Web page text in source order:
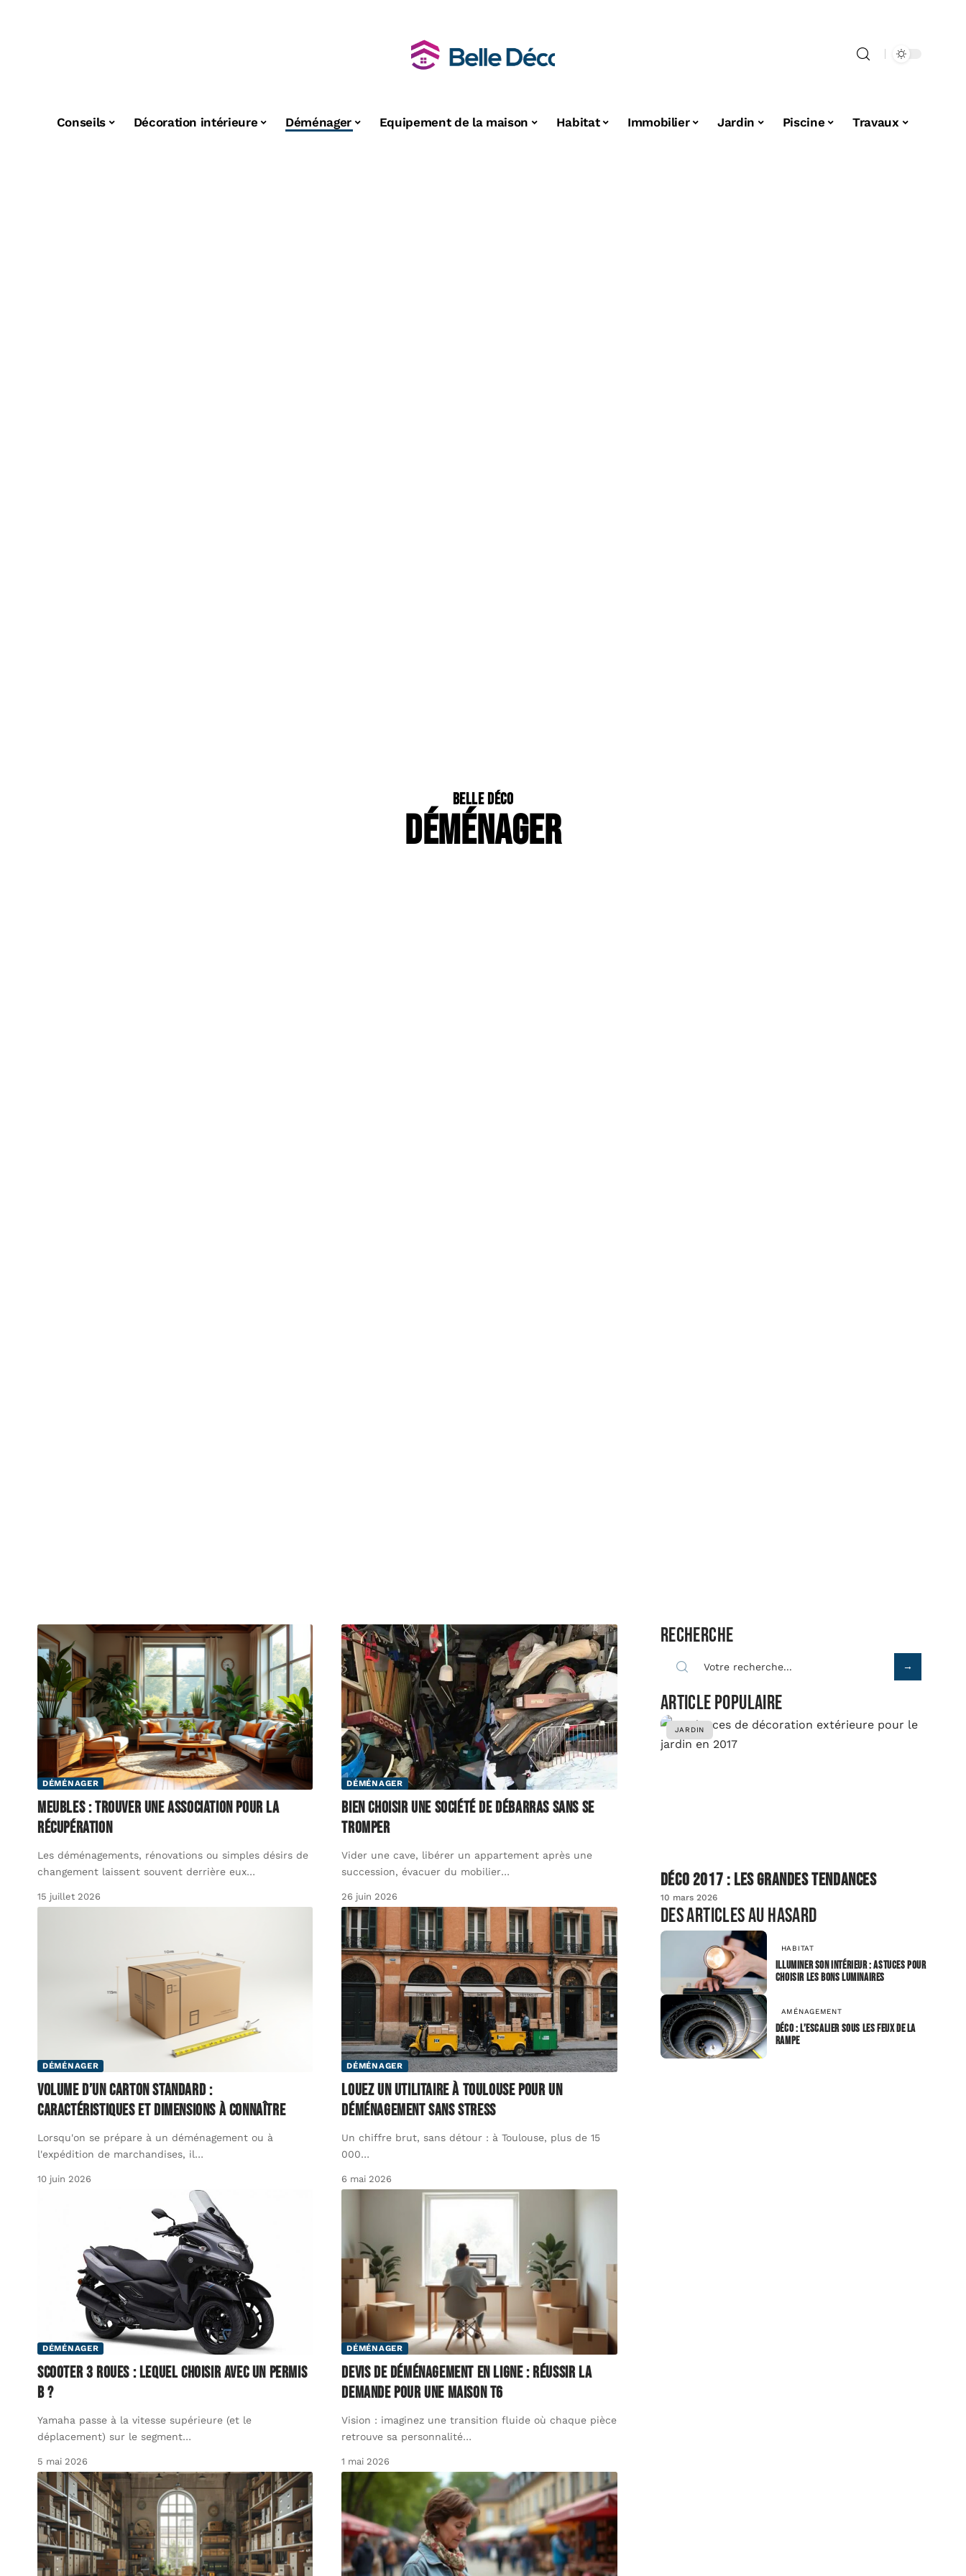
Conseils Décoration intérieure Déménager Equipement de la maison Habitat Immobilier Jardin Piscine Travaux
Belle Déco
DÉMÉNAGER
DÉMÉNAGER
Meubles : trouver une association pour la
récupération
Les déménagements, rénovations ou simples désirs de
changement laissent souvent derrière eux…
15 juillet 2026
DÉMÉNAGER
Bien choisir une société de débarras sans se
tromper
Vider une cave, libérer un appartement après une
succession, évacuer du mobilier…
26 juin 2026
DÉMÉNAGER
Volume d’un carton standard :
caractéristiques et dimensions à connaître
Lorsqu'on se prépare à un déménagement ou à
l'expédition de marchandises, il…
10 juin 2026
DÉMÉNAGER
Louez un utilitaire à Toulouse pour un
déménagement sans stress
Un chiffre brut, sans détour : à Toulouse, plus de 15
000…
6 mai 2026
DÉMÉNAGER
Scooter 3 roues : lequel choisir avec un permis
B ?
Yamaha passe à la vitesse supérieure (et le
déplacement) sur le segment…
5 mai 2026
DÉMÉNAGER
Devis de déménagement en ligne : réussir la
demande pour une maison t6
Vision : imaginez une transition fluide où chaque pièce
retrouve sa personnalité…
1 mai 2026
Recherche
Article populaire
JARDIN
Déco 2017 : les grandes tendances
10 mars 2026
Des articles au hasard
HABITAT
Illuminer son intérieur : astuces pour
choisir les bons luminaires
AMÉNAGEMENT
Déco : l’escalier sous les feux de la
rampe